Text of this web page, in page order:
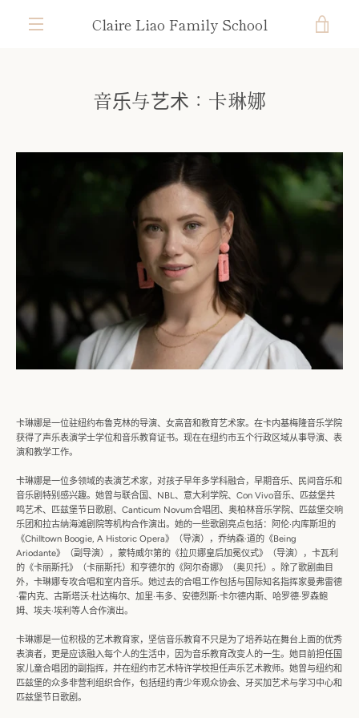
再
索
Claire Liao Family School
音乐与艺术：卡琳娜
卡琳娜是一位驻纽约布鲁克林的导演、女高音和教育艺术家。在卡内基梅隆音乐学院
获得了声乐表演学士学位和音乐教育证书。现在在纽约市五个行政区域从事导演、表
演和教学工作。
卡琳娜是一位多领域的表演艺术家，对孩子早年多学科融合，早期音乐、民间音乐和
音乐剧特别感兴趣。她曾与联合国、NBL、意大利 学院、Con Vivo音乐、匹兹堡共
鸣艺术、匹兹堡节日歌剧、Canticum Novum合唱团、奥柏林音乐学院、匹兹堡交响
乐团和拉古纳海滩剧院等机构合作演出。她的一些歌剧亮点包括：阿伦·内库斯坦的
《Chilltown Boogie, A Historic Opera》（导演），乔纳森·道的《Being
Ariodante》（副导演），蒙特威尔第的《拉贝娜皇后加冕仪式》（导演），卡瓦利
的《卡丽斯托》（卡丽斯托）和亨德尔的《阿尔奇娜》（奥贝托）。除了歌剧曲目
外，卡琳娜专攻合唱和室内音乐。她过去的合唱工作包括与国际知名指挥家曼弗雷德
·霍内克、古斯塔沃·杜达梅尔、加里·韦多、安德烈斯·卡尔德内斯、哈罗德·罗森鲍
姆、埃夫·埃利等人合作演出。
卡琳娜是一位积极的艺术教育家，坚信音乐教育不只是为了培养站在舞台上面的优秀
表演者，更是应该融入每个人的生活中，
因为音乐教育改变人的一生。她目前担任国
家儿童合唱团的副指挥， 并在纽约市艺术特许学校担任声乐艺术教师。她曾与纽约和
匹兹堡的众多非营利组织合作，包括纽约青少年观众协会、牙买加艺术与学习中心和
匹兹堡节日歌剧。